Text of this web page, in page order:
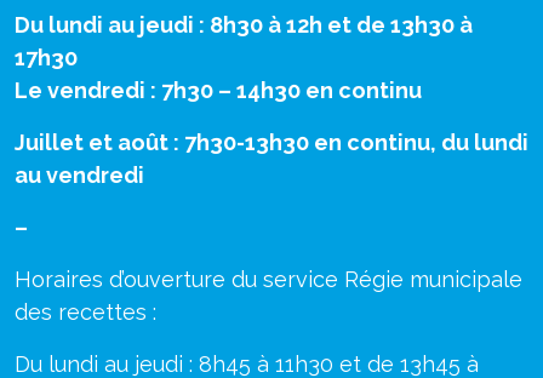
Du lundi au jeudi : 8h30 à 12h et de 13h30 à
17h30
Le vendredi : 7h30 – 14h30 en continu
Juillet et août : 7h30-13h30 en continu, du lundi
au vendredi
–
Horaires d’ouverture du service Régie municipale
des recettes :
Du lundi au jeudi : 8h45 à 11h30 et de 13h45 à